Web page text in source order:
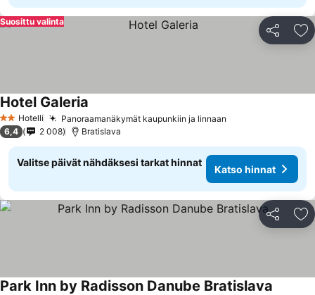
Jaa
Suosittu valinta
2 Tähtiluokitus
Hotelli Panoraamanäkymät kaupunkiin ja linnaan
Hotel Galeria
6,4 2 008 Bratislava
Valitse päivät nähdäksesi tarkat hinnat
Katso hinnat
Jaa
Park Inn by Radisson Danube Bratislava